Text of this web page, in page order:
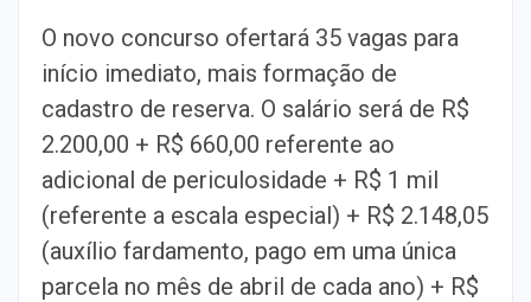
O novo concurso ofertará 35 vagas para
início imediato, mais formação de
cadastro de reserva. O salário será de R$
2.200,00 + R$ 660,00 referente ao
adicional de periculosidade + R$ 1 mil
(referente a escala especial) + R$ 2.148,05
(auxílio fardamento, pago em uma única
parcela no mês de abril de cada ano) + R$